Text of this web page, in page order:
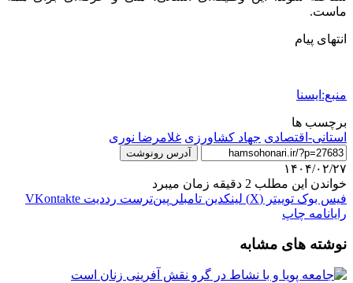
ماست.
انتهای پیام
منبع:ایسنا
برچسب ها
استانی-اقتصادی جهاد کشاورزی غلامرضا نوری
آدرس رونوشت
۱۴۰۴/۰۲/۲۷
خواندن این مطلب 2 دقیقه زمان میبرد
فیس بوک توییتر (X) لینکدین ‫تامبلر ‫پین‌ترست ‫رددیت ‫VKontakte
رایانامه چاپ
نوشته های مشابه